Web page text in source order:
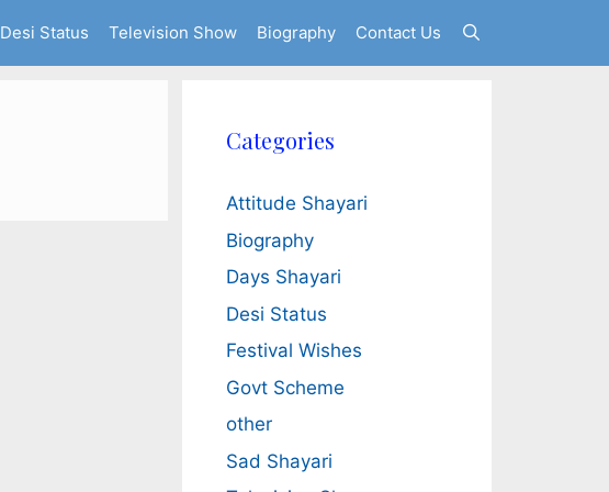
Desi Status Television Show Biography Contact Us
Categories
Attitude Shayari
Biography
Days Shayari
Desi Status
Festival Wishes
Govt Scheme
other
Sad Shayari